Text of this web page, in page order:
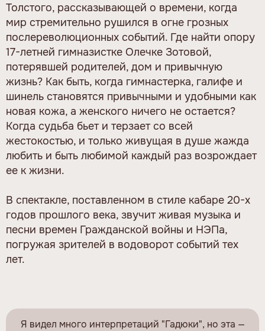
Толстого, рассказывающей о времени, когда
мир стремительно рушился в огне грозных
послереволюционных событий. Где найти опору
17-летней гимназистке Олечке Зотовой,
потерявшей родителей, дом и привычную
жизнь? Как быть, когда гимнастерка, галифе и
шинель становятся привычными и удобными как
новая кожа, а женского ничего не остается?
Когда судьба бьет и терзает со всей
жестокостью, и только живущая в душе жажда
любить и быть любимой каждый раз возрождает
ее к жизни.
В спектакле, поставленном в стиле кабаре 20-х
годов прошлого века, звучит живая музыка и
песни времен Гражданской войны и НЭПа,
погружая зрителей в водоворот событий тех
лет.
Я видел много интерпретаций "Гадюки", но эта —